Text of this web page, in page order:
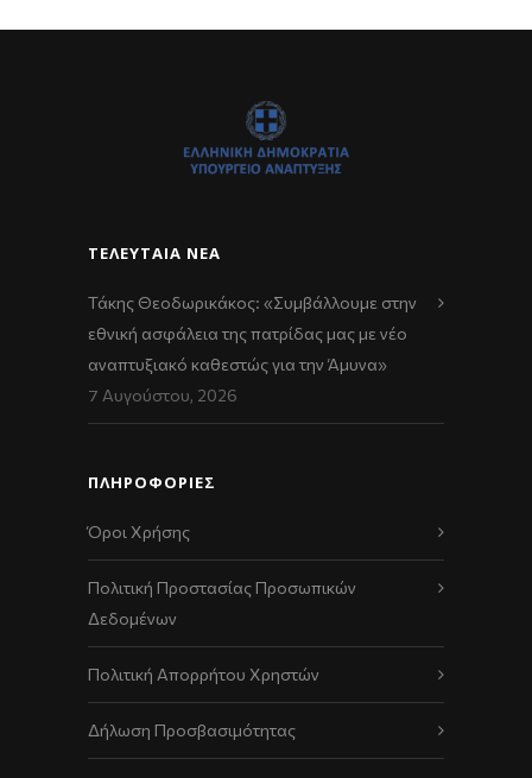
ΤΕΛΕΥΤΑΊΑ ΝΈΑ
Τάκης Θεοδωρικάκος: «Συμβάλλουμε στην
εθνική ασφάλεια της πατρίδας μας με νέο
αναπτυξιακό καθεστώς για την Άμυνα»
7 Αυγούστου, 2026
ΠΛΗΡΟΦΟΡΙΕΣ
Όροι Χρήσης
Πολιτική Προστασίας Προσωπικών
Δεδομένων
Πολιτική Απορρήτου Χρηστών
Δήλωση Προσβασιμότητας